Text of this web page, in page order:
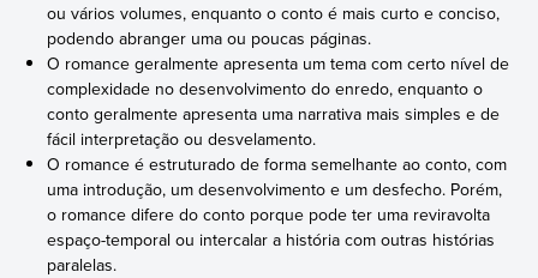
ou vários volumes, enquanto o conto é mais curto e conciso,
podendo abranger uma ou poucas páginas.
O romance geralmente apresenta um tema com certo nível de
complexidade no desenvolvimento do enredo, enquanto o
conto geralmente apresenta uma narrativa mais simples e de
fácil interpretação ou desvelamento.
O romance é estruturado de forma semelhante ao conto, com
uma introdução, um desenvolvimento e um desfecho. Porém,
o romance difere do conto porque pode ter uma reviravolta
espaço-temporal ou intercalar a história com outras histórias
paralelas.